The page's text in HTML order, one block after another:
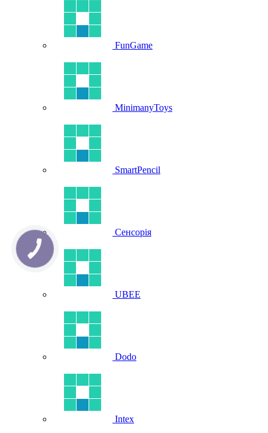
FunGame
MinimanyToys
SmartPencil
Сенсорія
UBEE
Dodo
Intex